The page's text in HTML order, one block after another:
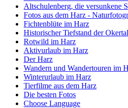
Altschulenberg, die versunkene
Fotos aus dem Harz -
Fichtenblüte im Harz
Historischer Tiefstand der
Rotwild im Harz
Aktivurlaub im Harz
Der Harz
Wandern und Wandertouren im
Winterurlaub im Harz
Tierfilme aus dem Harz
Die besten Fotos
Choose Language